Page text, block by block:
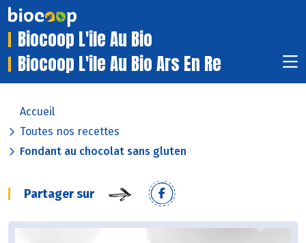
Biocoop L'ile Au Bio
Biocoop L'ile Au Bio Ars En Re
Accueil
Toutes nos recettes
Fondant au chocolat sans gluten
Partager sur